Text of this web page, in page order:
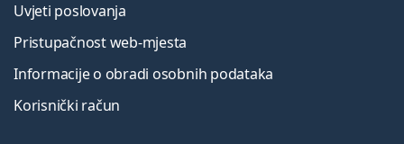
Uvjeti poslovanja
Pristupačnost web-mjesta
Informacije o obradi osobnih podataka
Korisnički račun